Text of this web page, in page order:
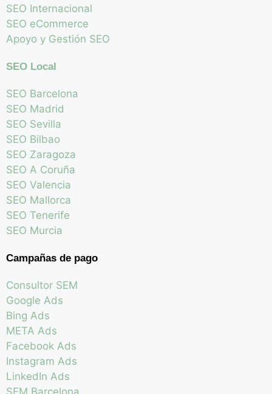
SEO Internacional
SEO eCommerce
Apoyo y Gestión SEO
SEO Local
SEO Barcelona
SEO Madrid
SEO Sevilla
SEO Bilbao
SEO Zaragoza
SEO A Coruña
SEO Valencia
SEO Mallorca
SEO Tenerife
SEO Murcia
Campañas de pago
Consultor SEM
Google Ads
Bing Ads
META Ads
Facebook Ads
Instagram Ads
LinkedIn Ads
SEM Barcelona